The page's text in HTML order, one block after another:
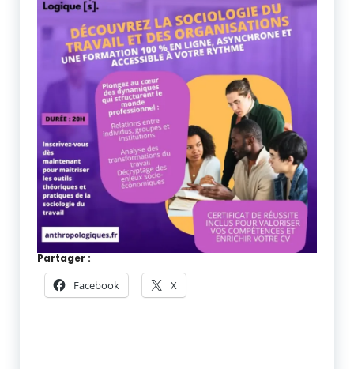
Partager :
Facebook X